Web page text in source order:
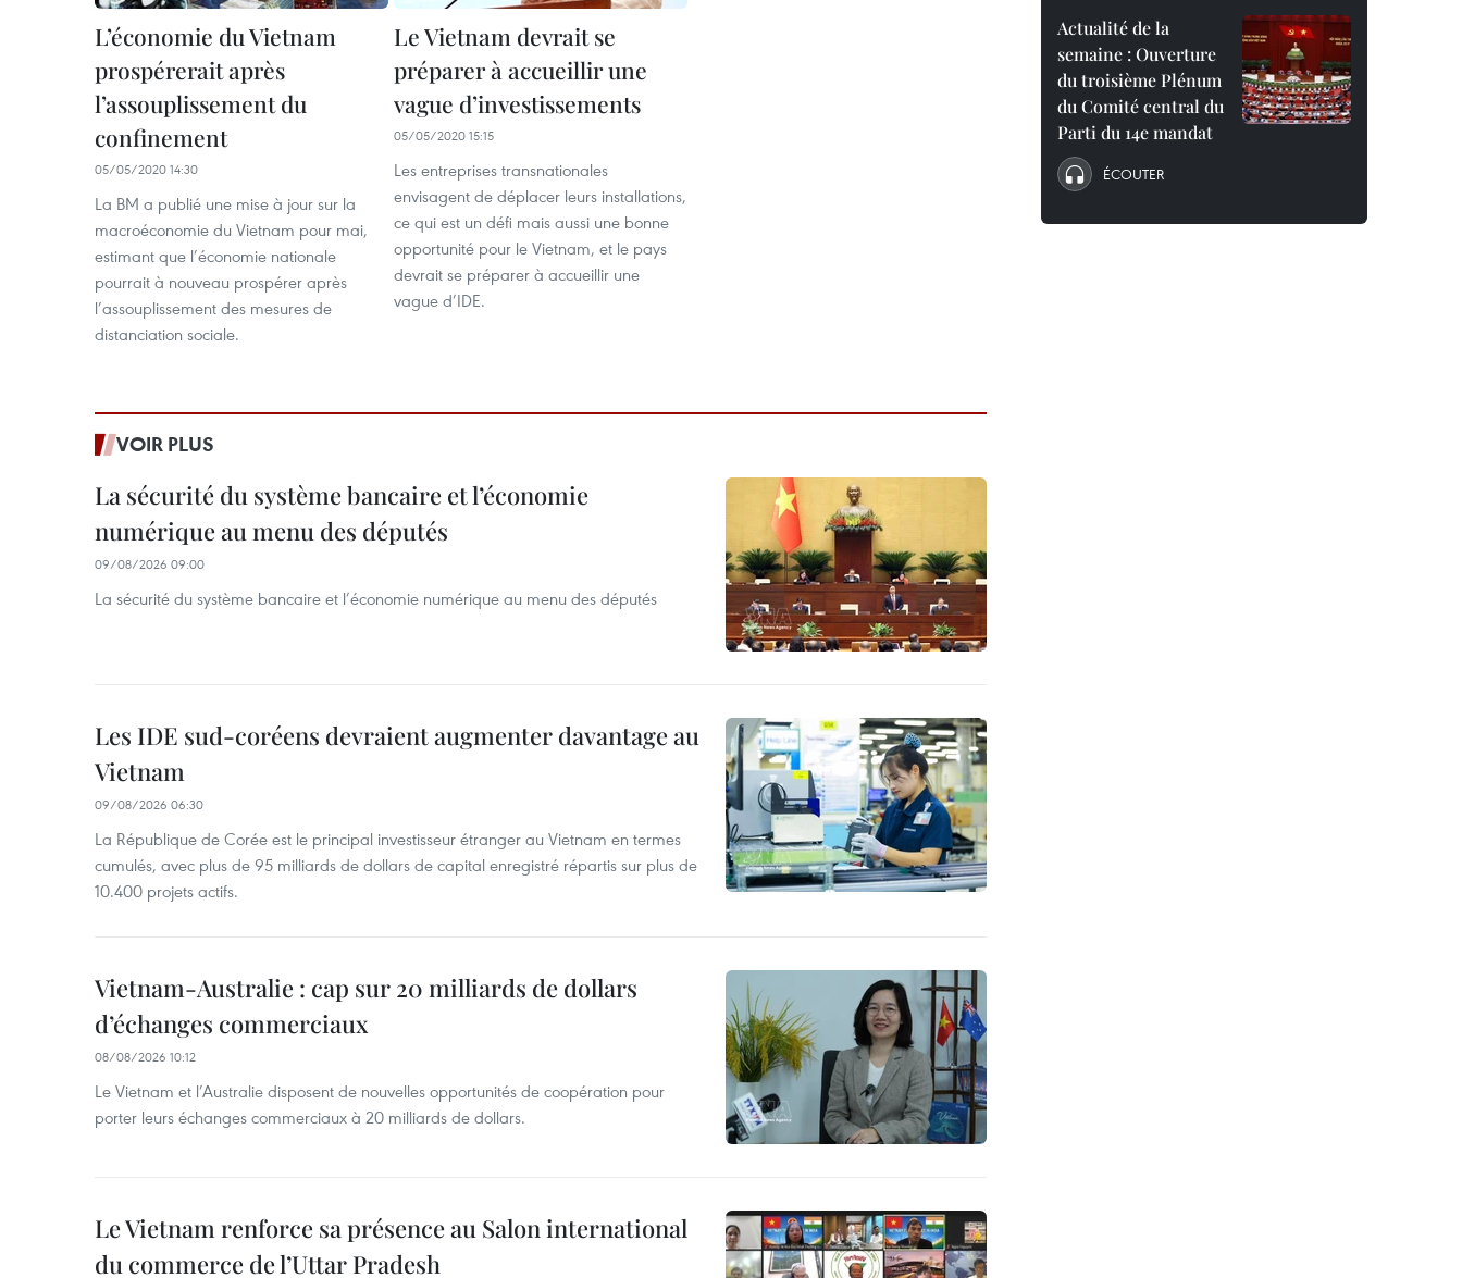
L’économie du Vietnam
prospérerait après
l’assouplissement du
confinement
05/05/2020 14:30
La BM a publié une mise à jour sur la
macroéconomie du Vietnam pour mai,
estimant que l’économie nationale
pourrait à nouveau prospérer après
l’assouplissement des mesures de
distanciation sociale.
Le Vietnam devrait se
préparer à accueillir une
vague d’investissements
05/05/2020 15:15
Les entreprises transnationales
envisagent de déplacer leurs installations,
ce qui est un défi mais aussi une bonne
opportunité pour le Vietnam, et le pays
devrait se préparer à accueillir une
vague d’IDE.
VOIR PLUS
La sécurité du système bancaire et l’économie
numérique au menu des députés
09/08/2026 09:00
La sécurité du système bancaire et l’économie numérique au menu des députés
Les IDE sud-coréens devraient augmenter davantage au
Vietnam
09/08/2026 06:30
La République de Corée est le principal investisseur étranger au Vietnam en termes
cumulés, avec plus de 95 milliards de dollars de capital enregistré répartis sur plus de
10.400 projets actifs.
Vietnam-Australie : cap sur 20 milliards de dollars
d’échanges commerciaux
08/08/2026 10:12
Le Vietnam et l’Australie disposent de nouvelles opportunités de coopération pour
porter leurs échanges commerciaux à 20 milliards de dollars.
Le Vietnam renforce sa présence au Salon international
du commerce de l’Uttar Pradesh
Actualité de la
semaine : Ouverture
du troisième Plénum
du Comité central du
Parti du 14e mandat
ÉCOUTER